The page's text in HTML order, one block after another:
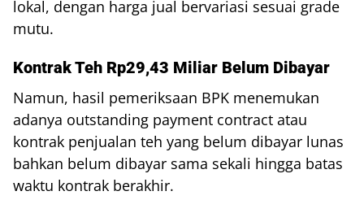
lokal, dengan harga jual bervariasi sesuai grade
mutu.
Kontrak Teh Rp29,43 Miliar Belum Dibayar
Namun, hasil pemeriksaan BPK menemukan
adanya outstanding payment contract atau
kontrak penjualan teh yang belum dibayar lunas
bahkan belum dibayar sama sekali hingga batas
waktu kontrak berakhir.